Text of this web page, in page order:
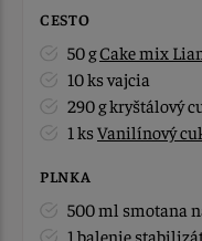
CESTO
50 gCake mix
10 ks vajcia
290 g kryštálový
1 ksVanilínový
PLNKA
500 ml smotana
1 balenie